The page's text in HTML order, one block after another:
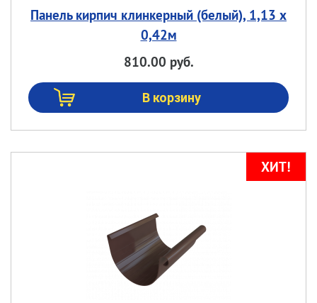
Панель кирпич клинкерный (белый), 1,13 х
0,42м
810.00 руб.